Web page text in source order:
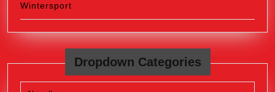
Wintersport
Dropdown Categories